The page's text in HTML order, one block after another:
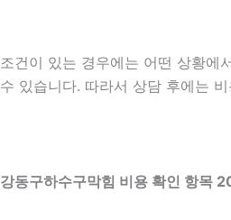
조건이 있는 경우에는 어떤 상황에
수 있습니다. 따라서 상담 후에는
강동구하수구막힘 비용 확인 항목